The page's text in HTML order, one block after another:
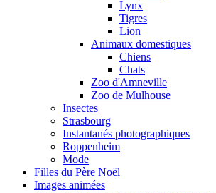
Lynx
Tigres
Lion
Animaux domestiques
Chiens
Chats
Zoo d'Amneville
Zoo de Mulhouse
Insectes
Strasbourg
Instantanés photographiques
Roppenheim
Mode
Filles du Père Noël
Images animées